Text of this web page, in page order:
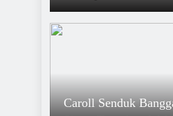
BLUD Puskesmas
Caroll Senduk